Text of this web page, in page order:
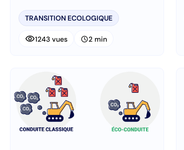
TRANSITION ECOLOGIQUE
visibility1243 vues schedule2 min